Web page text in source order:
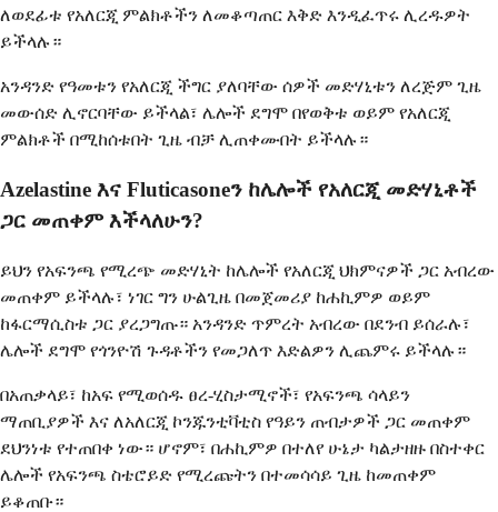
ለወደፊቱ የአለርጂ ምልክቶችን ለመቆጣጠር እቅድ እንዲፈጥሩ ሊረዱዎት
ይችላሉ።
አንዳንድ የዓመቱን የአለርጂ ችግር ያለባቸው ሰዎች መድሃኒቱን ለረጅም ጊዜ
መውሰድ ሊኖርባቸው ይችላል፣ ሌሎች ደግሞ በየወቅቱ ወይም የአለርጂ
ምልክቶች በሚከሰቱበት ጊዜ ብቻ ሊጠቀሙበት ይችላሉ።
Azelastine እና Fluticasoneን ከሌሎች የአለርጂ መድሃኒቶች
ጋር መጠቀም እችላለሁን?
ይህን የአፍንጫ የሚረጭ መድሃኒት ከሌሎች የአለርጂ ህክምናዎች ጋር አብረው
መጠቀም ይችላሉ፣ ነገር ግን ሁልጊዜ በመጀመሪያ ከሐኪምዎ ወይም
ከፋርማሲስቱ ጋር ያረጋግጡ። አንዳንድ ጥምረት አብረው በደንብ ይሰራሉ፣
ሌሎች ደግሞ የጎንዮሽ ጉዳቶችን የመጋለጥ እድልዎን ሊጨምሩ ይችላሉ።
በአጠቃላይ፣ ከአፍ የሚወሰዱ ፀረ-ሂስታሚኖች፣ የአፍንጫ ሳላይን
ማጠቢያዎች እና ለአለርጂ ኮንጁንቲቫቲስ የዓይን ጠብታዎች ጋር መጠቀም
ደህንነቱ የተጠበቀ ነው። ሆኖም፣ በሐኪምዎ በተለየ ሁኔታ ካልታዘዙ በስተቀር
ሌሎች የአፍንጫ ስቴሮይድ የሚረጩትን በተመሳሳይ ጊዜ ከመጠቀም
ይቆጠቡ።